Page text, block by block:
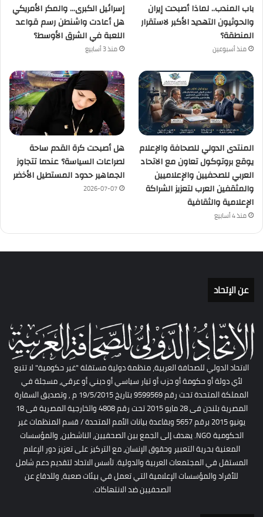
باب المندب.. لماذا أصبحت إيران
والحوثيون التهديد الأكبر لاستقرار
المنطقة؟
منذ أسبوعين
إسرائيل الكبرى… والمكر الأمريكي
هل أعادت واشنطن رسم قواعد
اللعبة في الشرق الأوسط؟
منذ 3 أسابيع
المنتدى الدولي للصحافة والإعلام
يوقع بروتوكول تعاون مع الاتحاد
العربي للصحفيين والإعلاميين
والمثقفين العرب لتعزيز الشراكة
الإعلامية والثقافية
منذ 4 أسابيع
هل أصبحت كرة القدم ساحة
لصراعات السياسة؟ عندما تتجاوز
الجماهير حدود المستطيل الأخضر
2026-07-07
عن الإتحاد
الاتحاد الدولي للصحافة العربية، منظمة دولية مستقلة "غير حكومية" لا تتبع
لأي دولة أو حكومة أو حزب أو تيار سياسي أو ديني أو عرقي، مسجلة في
المملكة المتحدة تحت رقم 9599569 بتاريخ 19/5/2015 م , وتصديق السفارة
المصرية بلندن فى 28 مايو 2015 تحت رقم 4808 والخارجية المصرية فى 18
يونيو 2015 برقم 5657 وبقاعدة بيانات الأمم المتحدة / قسم المنظمات غير
الحكومية NGO. يهدف إلى الجمع بين الصحفيين، الناشطين، والمؤسسات
المعنية بحرية التعبير وحقوق الإنسان، مع التركيز على تعزيز دور الإعلام
المستقل في المجتمعات العربية والدولية. تأسس الاتحاد لتقديم دعم شامل
للأفراد والمؤسسات الإعلامية التي تعمل في بيئات صعبة، وللدفاع عن
الصحفيين ضد الانتهاكات.